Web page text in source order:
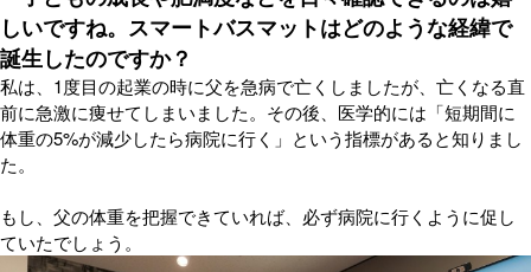
しいですね。スマートバスマットはどのような経緯で
誕生したのですか？
私は、1度目の起業の時に父を急病で亡くしましたが、亡くなる直
前に急激に痩せてしまいました。その後、医学的には「短期間に
体重の5%が減少したら病院に行く」という指標があると知りまし
た。
もし、父の体重を把握できていれば、必ず病院に行くように促し
ていたでしょう。